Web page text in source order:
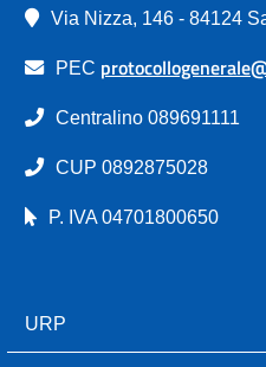
Via Nizza, 146 - 84124
PEC
Centralino 089691111
CUP 0892875028
P. IVA 04701800650
URP